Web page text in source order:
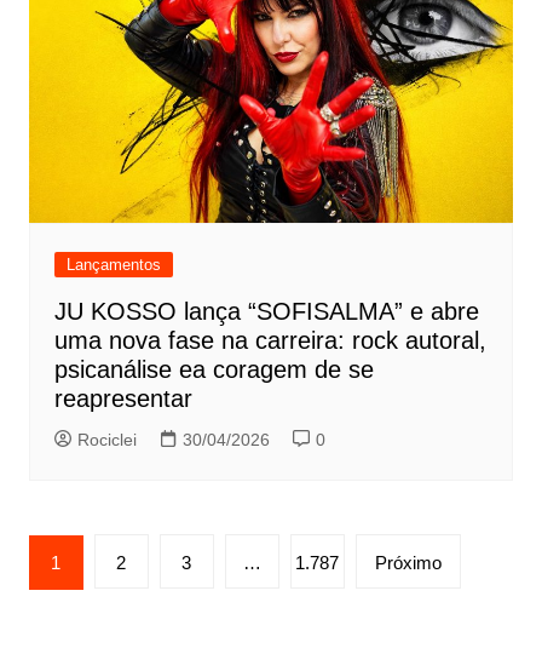
Lançamentos
JU KOSSO lança “SOFISALMA” e abre
uma nova fase na carreira: rock autoral,
psicanálise ea coragem de se
reapresentar
Rociclei 30/04/2026 0
Paginação
de
1 2 3 … 1.787 Próximo